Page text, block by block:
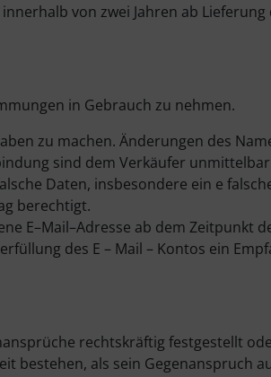
von zwei Jahren ab Lieferung
in Gebrauch zu nehmen.
zu machen. Änderungen des
sind dem Verkäufer
Daten, insbesondere ein e
berechtigt.
E–Mail–Adresse ab dem Zeitpunkt
des E – Mail – Kontos ein
rechtskräftig festgestellt
bestehen, als sein Gegenanspruch